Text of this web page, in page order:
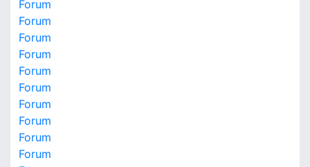
Forum
Forum
Forum
Forum
Forum
Forum
Forum
Forum
Forum
Forum